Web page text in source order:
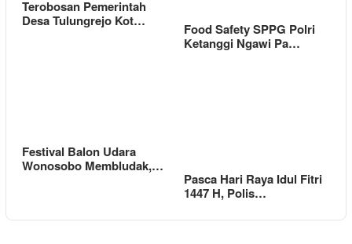
Terobosan Pemerintah
Desa Tulungrejo Kot…
Food Safety SPPG Polri
Ketanggi Ngawi Pa…
Festival Balon Udara
Wonosobo Membludak,…
Pasca Hari Raya Idul Fitri
1447 H, Polis…